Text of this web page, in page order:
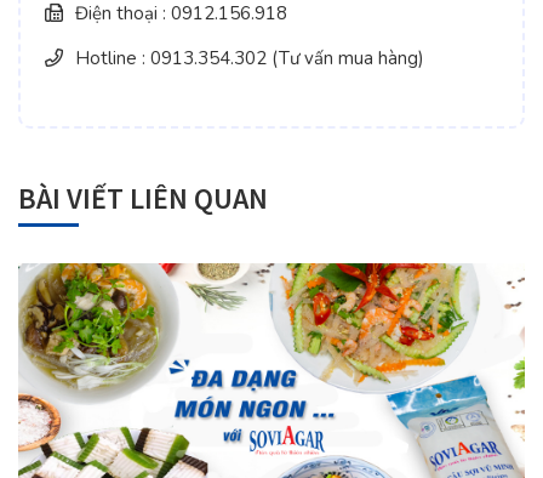
Điện thoại : 0912.156.918
Hotline : 0913.354.302 (Tư vấn mua hàng)
BÀI VIẾT LIÊN QUAN